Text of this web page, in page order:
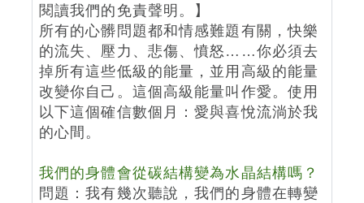
閱讀我們的免責聲明。】
所有的心髒問題都和情感難題有關，快樂
的流失、壓力、悲傷、憤怒……你必須去
掉所有這些低級的能量，並用高級的能量
改變你自己。這個高級能量叫作愛。使用
以下這個確信數個月：愛與喜悅流淌於我
的心間。
我們的身體會從碳結構變為水晶結構嗎？
問題：我有幾次聽說，我們的身體在轉變